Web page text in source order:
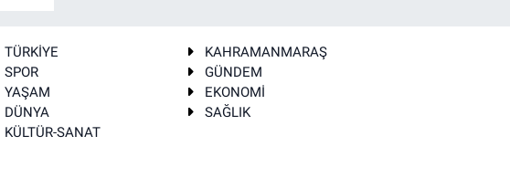
TÜRKİYE
KAHRAMANMARAŞ
SPOR
GÜNDEM
YAŞAM
EKONOMİ
DÜNYA
SAĞLIK
KÜLTÜR-SANAT